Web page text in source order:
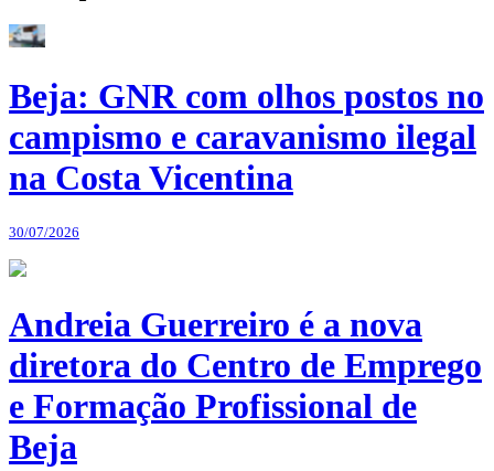
Beja: GNR com olhos postos no
campismo e caravanismo ilegal
na Costa Vicentina
30/07/2026
Andreia Guerreiro é a nova
diretora do Centro de Emprego
e Formação Profissional de
Beja